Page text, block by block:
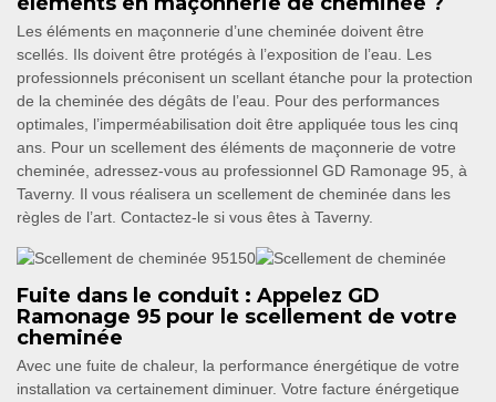
Les éléments en maçonnerie d’une cheminée doivent être
scellés. Ils doivent être protégés à l’exposition de l’eau. Les
professionnels préconisent un scellant étanche pour la protection
de la cheminée des dégâts de l’eau. Pour des performances
optimales, l’imperméabilisation doit être appliquée tous les cinq
ans. Pour un scellement des éléments de maçonnerie de votre
cheminée, adressez-vous au professionnel GD Ramonage 95, à
Taverny. Il vous réalisera un scellement de cheminée dans les
règles de l’art. Contactez-le si vous êtes à Taverny.
Fuite dans le conduit : Appelez GD
Ramonage 95 pour le scellement de votre
cheminée
Avec une fuite de chaleur, la performance énergétique de votre
installation va certainement diminuer. Votre facture énérgetique